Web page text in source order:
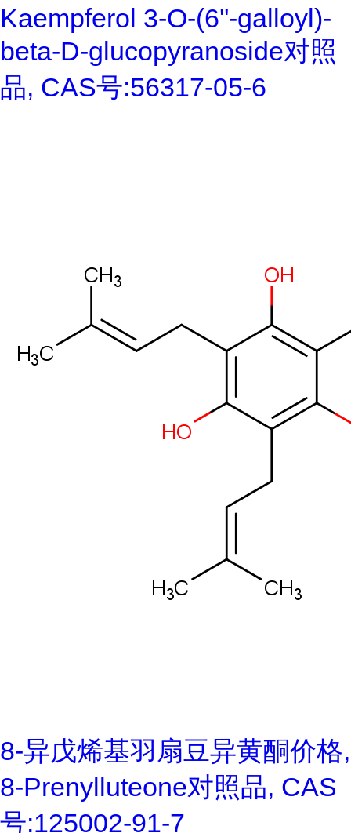
Kaempferol 3-O-(6''-galloyl)-
beta-D-glucopyranoside对照
品, CAS号:56317-05-6
8-异戊烯基羽扇豆异黄酮价格,
8-Prenylluteone对照品, CAS
号:125002-91-7